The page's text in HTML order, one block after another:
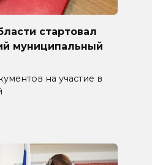
стартовал
муниципальный
на участие в